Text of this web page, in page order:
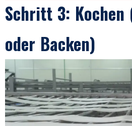
Schritt 3: Kochen
oder Backen)